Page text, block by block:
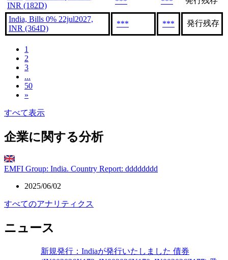
INR (182D)
India, Bills 0% 22jul2027,
INR (364D)
*** *** 発行残存
1
2
3
...
50
»
すべて表示
企業に関する分析
EMFI Group: India. Country Report: dddddddd
2025/06/02
すべてのアナリティクス
ニュース
新規発行：Indiaが発行いたしました 債券